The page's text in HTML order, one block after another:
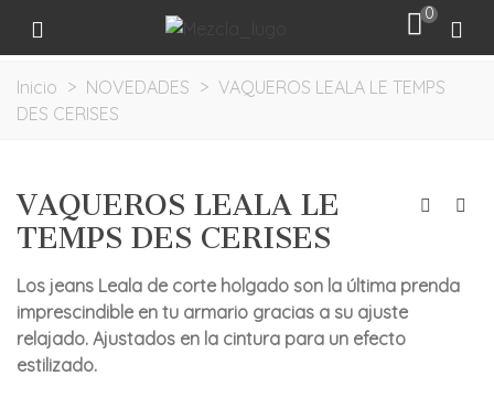
0
Inicio > NOVEDADES > VAQUEROS LEALA LE TEMPS
DES CERISES
VAQUEROS LEALA LE
TEMPS DES CERISES
Los jeans Leala de corte holgado son la última prenda
imprescindible en tu armario gracias a su ajuste
relajado. Ajustados en la cintura para un efecto
estilizado.